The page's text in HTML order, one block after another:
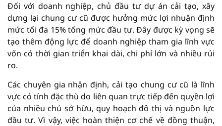
Đối với doanh nghiệp, chủ đầu tư dự án cải tạo, xây
dựng lại chung cư cũ được hưởng mức lợi nhuận định
mức tối đa 15% tổng mức đầu tư. Đây được kỳ vọng sẽ
tạo thêm động lực để doanh nghiệp tham gia lĩnh vực
vốn có thời gian triển khai dài, chi phí lớn và nhiều rủi
ro.
Các chuyên gia nhận định, cải tạo chung cư cũ là lĩnh
vực có tính đặc thù do liên quan trực tiếp đến quyền lợi
của nhiều chủ sở hữu, quy hoạch đô thị và nguồn lực
đầu tư. Vì vậy, việc hoàn thiện cơ chế về đồng thuận,